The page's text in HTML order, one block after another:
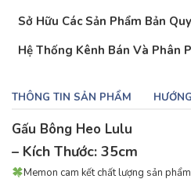
Sở Hữu Các Sản Phẩm Bản
Hệ Thống Kênh Bán Và Phân
THÔNG TIN SẢN PHẨM
Gấu Bông Heo Lulu
– Kích Thước: 35cm
Memon cam kết chất lượng sản